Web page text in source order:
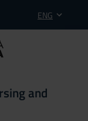
ENG
and